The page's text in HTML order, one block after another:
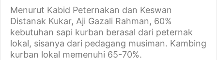
Menurut Kabid Peternakan dan Keswan
Distanak Kukar, Aji Gazali Rahman, 60%
kebutuhan sapi kurban berasal dari peternak
lokal, sisanya dari pedagang musiman. Kambing
kurban lokal memenuhi 65-70%.